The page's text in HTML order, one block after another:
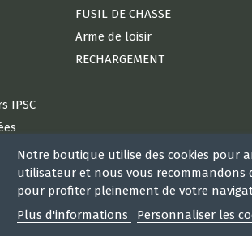
IPSC
FUSIL DE CHASSE
Arme de loisir
RECHARGEMENT
Notre boutique utilise des cookies pour
utilisateur et nous vous recommandons
pour profiter pleinement de votre
Plus d'informations
Personnaliser les